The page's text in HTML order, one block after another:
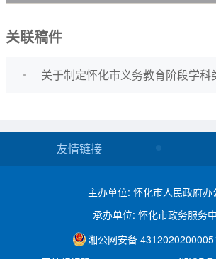
关联稿件
友情链接
主办单位: 怀化市人民政府办
承办单位: 怀化市政务服务
湘公网安备